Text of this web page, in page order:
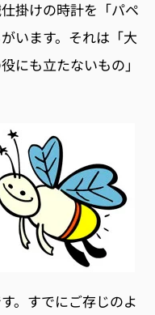
掛けの時計を「パペ
います。それは「大
にも立たないもの」
。すでにご存じのよ